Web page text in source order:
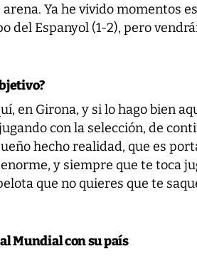
Ya he vivido momentos
del Espanyol (1-2), pero
en Girona, y si lo hago bien
con la selección, de
hecho realidad, que es
y siempre que te toca
que no quieres que te
Mundial con su país